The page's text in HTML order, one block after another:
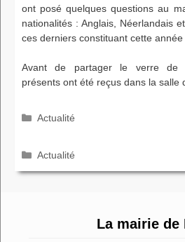
ont posé quelques questions au
nationalités : Anglais, Néerlandais
ces derniers constituant cette année
Avant de partager le verre de
présents ont été reçus dans la salle
Catégories
Actualité
Catégories
Actualité
La mairie de